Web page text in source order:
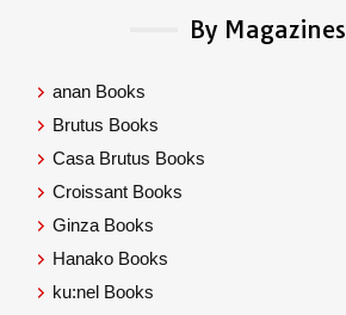
By Magazines
anan Books
Brutus Books
Casa Brutus Books
Croissant Books
Ginza Books
Hanako Books
ku:nel Books